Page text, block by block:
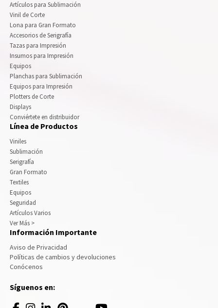
Artículos para Sublimación
Vinil de Corte
Lona para Gran Formato
Accesorios de Serigrafía
Tazas para Impresión
Insumos para Impresión
Equipos
Planchas para Sublimación
Equipos para Impresión
Plotters de Corte
Displays
Conviértete en distribuidor
Línea de Productos
Viniles
Sublimación
Serigrafía
Gran Formato
Textiles
Equipos
Seguridad
Artículos Varios
Ver Más >
Información Importante
Aviso de Privacidad
Políticas de cambios y devoluciones
Conócenos
Síguenos en: